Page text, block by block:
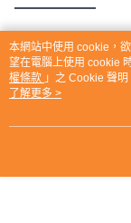
熱門標籤
本網站中使用 cookie，
望在電腦上使用 cookie
權條款 」之 Cookie 聲
用條款之 Cookie 聲明使
了解更多 >